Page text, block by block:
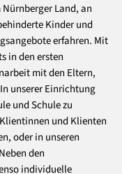
Land, an
Kinder und
erfahren. Mit
in den ersten
mit den Eltern,
unserer Einrichtung
und Schule zu
und Klienten
oder in unseren
den
individuelle